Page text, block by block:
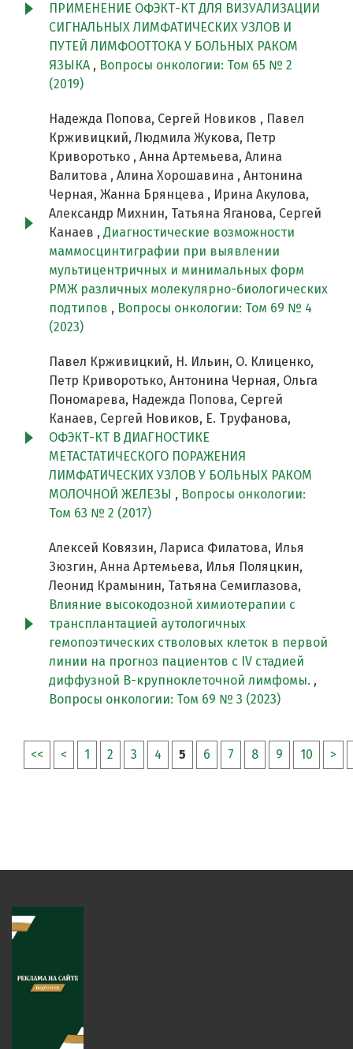
ПРИМЕНЕНИЕ ОФЭКТ-КТ ДЛЯ ВИЗУАЛИЗАЦИИ
СИГНАЛЬНЫХ ЛИМФАТИЧЕСКИХ УЗЛОВ И
ПУТЕЙ ЛИМФООТТОКА У БОЛЬНЫХ РАКОМ
ЯЗЫКА , Вопросы онкологии: Том 65 № 2
(2019)
Надежда Попова, Сергей Новиков , Павел
Крживицкий, Людмила Жукова, Петр
Криворотько , Анна Артемьева, Алина
Валитова , Алина Хорошавина , Антонина
Черная, Жанна Брянцева , Ирина Акулова,
Александр Михнин, Татьяна Яганова, Сергей
Канаев , Диагностические возможности
маммосцинтиграфии при выявлении
мультицентричных и минимальных форм
РМЖ различных молекулярно-биологических
подтипов , Вопросы онкологии: Том 69 № 4
(2023)
Павел Крживицкий, Н. Ильин, О. Клиценко,
Петр Криворотько, Антонина Черная, Ольга
Пономарева, Надежда Попова, Сергей
Канаев, Сергей Новиков, Е. Труфанова,
ОФЭКТ-КТ В ДИАГНОСТИКЕ
МЕТАСТАТИЧЕСКОГО ПОРАЖЕНИЯ
ЛИМФАТИЧЕСКИХ УЗЛОВ У БОЛЬНЫХ РАКОМ
МОЛОЧНОЙ ЖЕЛЕЗЫ , Вопросы онкологии:
Том 63 № 2 (2017)
Алексей Ковязин, Лариса Филатова, Илья
Зюзгин, Анна Артемьева, Илья Поляцкин,
Леонид Крамынин, Татьяна Семиглазова,
Влияние высокодозной химиотерапии с
трансплантацией аутологичных
гемопоэтических стволовых клеток в первой
линии на прогноз пациентов с IV стадией
диффузной В-крупноклеточной лимфомы. ,
Вопросы онкологии: Том 69 № 3 (2023)
<< < 1 2 3 4 5 6 7 8 9 10 >